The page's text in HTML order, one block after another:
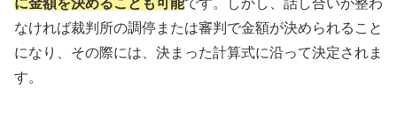
なければ裁判所の調停または審判で金額が決められること
になり、その際には、決まった計算式に沿って決定されま
す。